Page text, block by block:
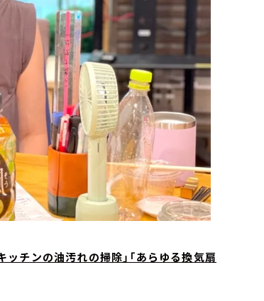
キッチンの油汚れの掃除」「あらゆる換気扇